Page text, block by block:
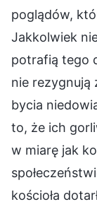
poglądów,
Jakkolwiek
potrafią tego
nie rezygnują
bycia
to, że ich
w miarę jak
kościoła